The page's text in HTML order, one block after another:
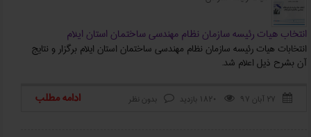
انتخاب هیات رئیسه سازمان نظام مهندسی ساختمان استان ایلام
انتخابات هیات رئیسه سازمان نظام مهندسی ساختمان استان ایلام برگزار و نتایج
آن بشرح ذیل اعلام شد.
 ۲۷ آبان ۹۷  1820 بازدید  بدون نظر ادامه مطلب